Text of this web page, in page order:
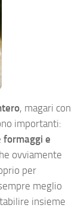
, magari con
importanti:
formaggi e
ovviamente
per
meglio
insieme